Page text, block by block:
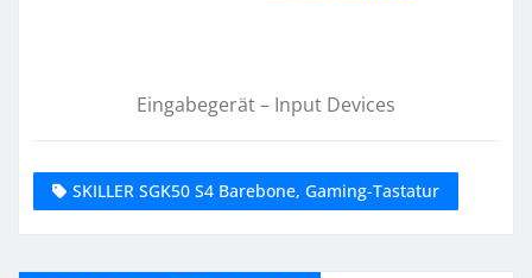
Eingabegerät – Input Devices
SKILLER SGK50 S4 Barebone, Gaming-Tastatur